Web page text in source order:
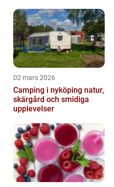
02 mars 2026
Camping i nyköping natur,
skärgård och smidiga
upplevelser